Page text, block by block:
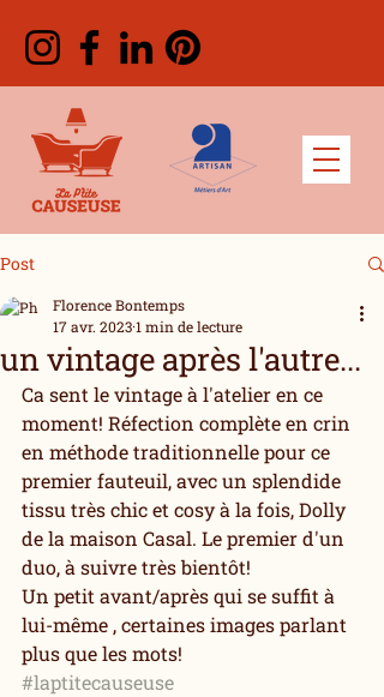
Post
un vintage après l'autre...
Florence Bontemps
17 avr. 20231 min de lecture
Ca sent le vintage à l'atelier en ce
moment! Réfection complète en crin
en méthode traditionnelle pour ce
premier fauteuil, avec un splendide
tissu très chic et cosy à la fois, Dolly
de la maison Casal. Le premier d'un
duo, à suivre très bientôt!
Un petit avant/après qui se suffit à
lui-même , certaines images parlant
plus que les mots!
#laptitecauseuse